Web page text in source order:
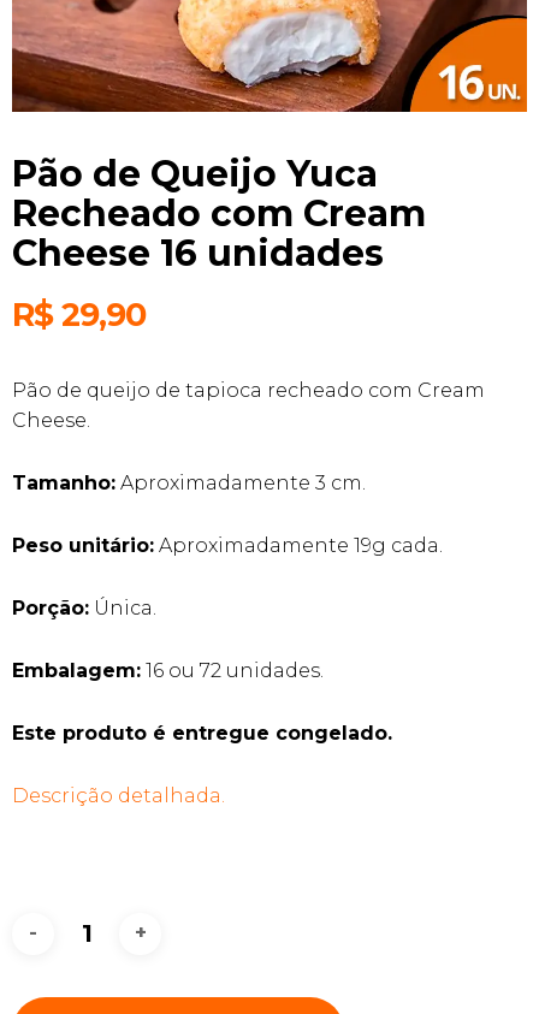
Pão de Queijo Yuca
Recheado com Cream
Cheese 16 unidades
R$29,90
Pão de queijo de tapioca recheado com Cream
Cheese.
Tamanho: Aproximadamente 3 cm.
Peso unitário: Aproximadamente 19g cada.
Porção: Única.
Embalagem: 16 ou 72 unidades.
Este produto é entregue congelado.
Descrição detalhada.